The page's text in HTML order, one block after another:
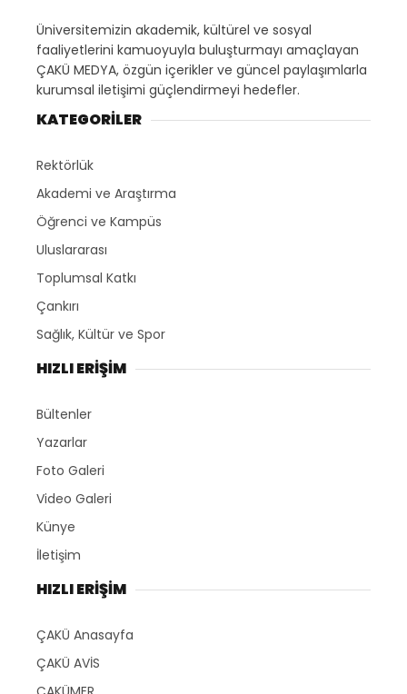
Üniversitemizin akademik, kültürel ve sosyal
faaliyetlerini kamuoyuyla buluşturmayı amaçlayan
ÇAKÜ MEDYA, özgün içerikler ve güncel paylaşımlarla
kurumsal iletişimi güçlendirmeyi hedefler.
KATEGORİLER
Rektörlük
Akademi ve Araştırma
Öğrenci ve Kampüs
Uluslararası
Toplumsal Katkı
Çankırı
Sağlık, Kültür ve Spor
HIZLI ERİŞİM
Bültenler
Yazarlar
Foto Galeri
Video Galeri
Künye
İletişim
HIZLI ERİŞİM
ÇAKÜ Anasayfa
ÇAKÜ AVİS